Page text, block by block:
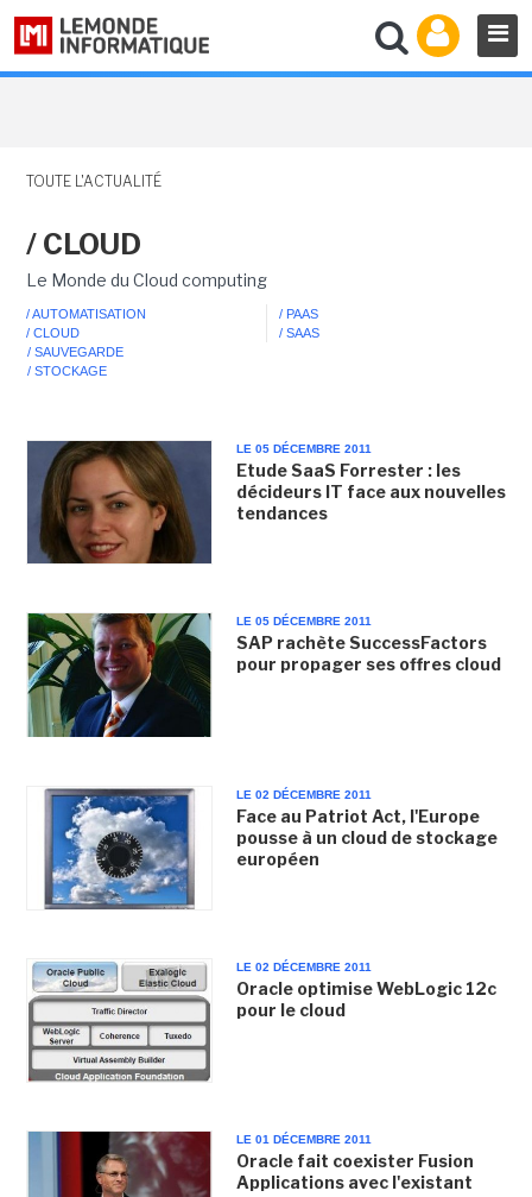
TOUTE L'ACTUALITÉ
/ CLOUD
Le Monde du Cloud computing
/ AUTOMATISATION
/ CLOUD
/ PAAS
/ SAAS
/ SAUVEGARDE
/ STOCKAGE
LE 05 DÉCEMBRE 2011
Etude SaaS Forrester : les
décideurs IT face aux nouvelles
tendances
LE 05 DÉCEMBRE 2011
SAP rachète SuccessFactors
pour propager ses offres cloud
LE 02 DÉCEMBRE 2011
Face au Patriot Act, l'Europe
pousse à un cloud de stockage
européen
LE 02 DÉCEMBRE 2011
Oracle optimise WebLogic 12c
pour le cloud
LE 01 DÉCEMBRE 2011
Oracle fait coexister Fusion
Applications avec l'existant